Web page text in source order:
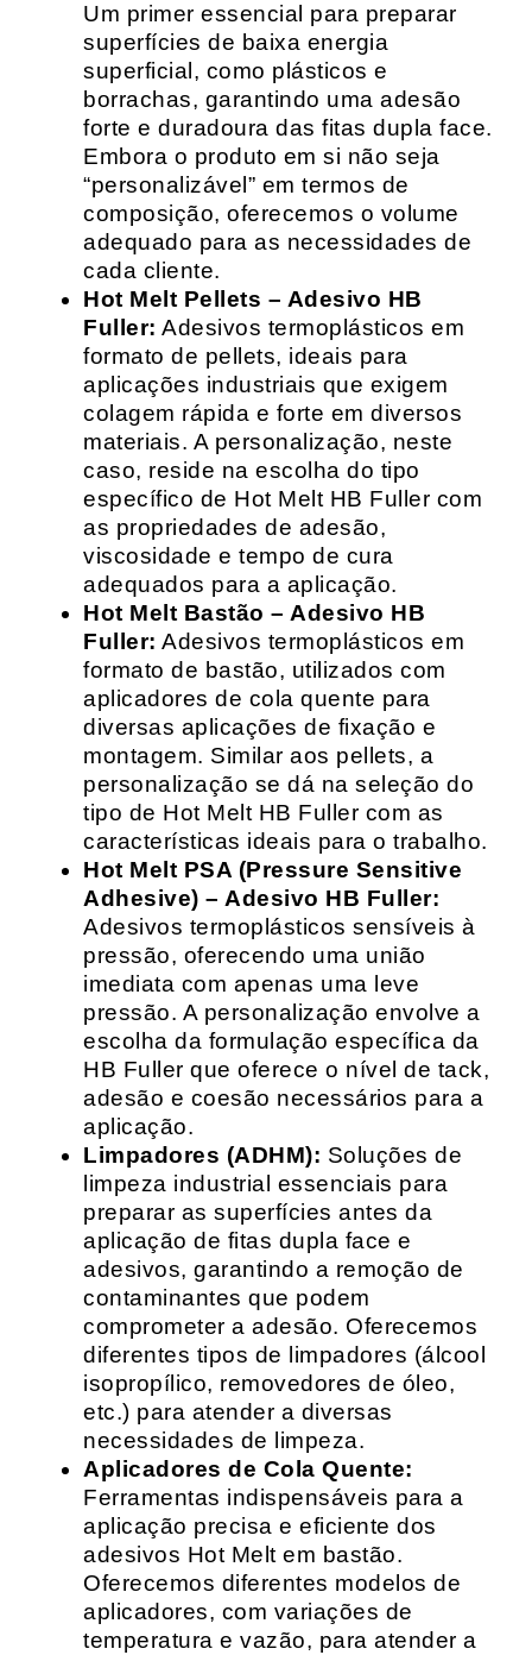
Um primer essencial para preparar
superfícies de baixa energia
superficial, como plásticos e
borrachas, garantindo uma adesão
forte e duradoura das fitas dupla face.
Embora o produto em si não seja
“personalizável” em termos de
composição, oferecemos o volume
adequado para as necessidades de
cada cliente.
Hot Melt Pellets – Adesivo HB
Fuller: Adesivos termoplásticos em
formato de pellets, ideais para
aplicações industriais que exigem
colagem rápida e forte em diversos
materiais. A personalização, neste
caso, reside na escolha do tipo
específico de Hot Melt HB Fuller com
as propriedades de adesão,
viscosidade e tempo de cura
adequados para a aplicação.
Hot Melt Bastão – Adesivo HB
Fuller: Adesivos termoplásticos em
formato de bastão, utilizados com
aplicadores de cola quente para
diversas aplicações de fixação e
montagem. Similar aos pellets, a
personalização se dá na seleção do
tipo de Hot Melt HB Fuller com as
características ideais para o trabalho.
Hot Melt PSA (Pressure Sensitive
Adhesive) – Adesivo HB Fuller:
Adesivos termoplásticos sensíveis à
pressão, oferecendo uma união
imediata com apenas uma leve
pressão. A personalização envolve a
escolha da formulação específica da
HB Fuller que oferece o nível de tack,
adesão e coesão necessários para a
aplicação.
Limpadores (ADHM): Soluções de
limpeza industrial essenciais para
preparar as superfícies antes da
aplicação de fitas dupla face e
adesivos, garantindo a remoção de
contaminantes que podem
comprometer a adesão. Oferecemos
diferentes tipos de limpadores (álcool
isopropílico, removedores de óleo,
etc.) para atender a diversas
necessidades de limpeza.
Aplicadores de Cola Quente:
Ferramentas indispensáveis para a
aplicação precisa e eficiente dos
adesivos Hot Melt em bastão.
Oferecemos diferentes modelos de
aplicadores, com variações de
temperatura e vazão, para atender a